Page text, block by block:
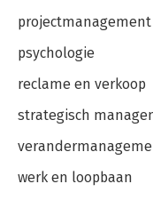
projectmanagement
psychologie
reclame en verkoop
strategisch
werk en loopbaan